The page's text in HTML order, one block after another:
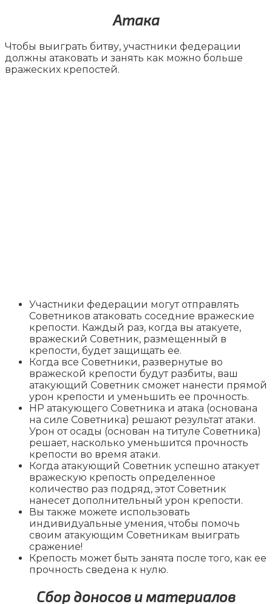
Атака
Чтобы выиграть битву, участники федерации
должны атаковать и занять как можно больше
вражеских крепостей.
Участники федерации могут отправлять
Советников атаковать соседние вражеские
крепости. Каждый раз, когда вы атакуете,
вражеский Советник, размещенный в
крепости, будет защищать ее.
Когда все Советники, развернутые во
вражеской крепости будут разбиты, ваш
атакующий Советник сможет нанести прямой
урон крепости и уменьшить ее прочность.
HP атакующего Советника и атака (основана
на силе Советника) решают результат атаки.
Урон от осады (основан на титуле Советника)
решает, насколько уменьшится прочность
крепости во время атаки.
Когда атакующий Советник успешно атакует
вражескую крепость определенное
количество раз подряд, этот Советник
нанесет дополнительный урон крепости.
Вы также можете использовать
индивидуальные умения, чтобы помочь
своим атакующим Советникам выиграть
сражение!
Крепость может быть занята после того, как ее
прочность сведена к нулю.
Сбор доносов и материалов